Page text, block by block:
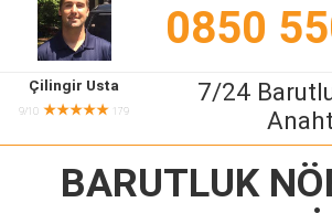
0850
Çilingir Usta
9/10 ★★★★★ 179
7/24
BARUTLUK